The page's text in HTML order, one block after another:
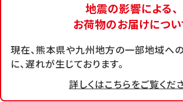
地震の影響による、
お荷物のお届けについ
現在、熊本県や九州地方の一部地域へ
に、遅れが生じております。
詳しくはこちらをご覧くだ